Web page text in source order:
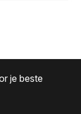
je beste